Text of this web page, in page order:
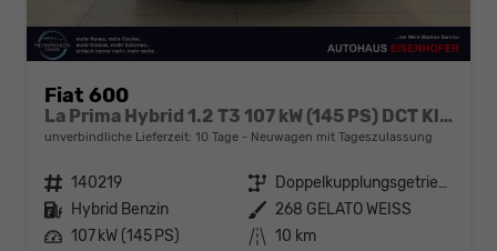
Fiat 600
La Prima Hybrid 1.2 T3 107 kW (145 PS) DCT Klimaautomatik, Massagesitz, Sitzheizung, elektrisch verstellbarer Fahrersitz, Radio, DAB, Apple CarPlay, Android Auto, Navigationssystem, 18 Zoll Leichtmetallfelgen, uvm.
unverbindliche Lieferzeit: 10 Tage Neuwagen mit Tageszulassung
Fahrzeugnr. 140219 Getriebe
Doppelkupplungsgetriebe (DSG)
Kraftstoff Hybrid Benzin Außenfarbe 268 GELATO WEISS
Leistung 107 kW (145 PS) Kilometerstand 10 km